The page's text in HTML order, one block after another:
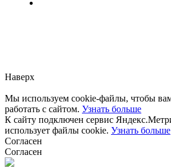
Наверх
Мы используем cookie-файлы, чтобы
работать с сайтом. Узнать больше
К сайту подключен сервис
использует файлы cookie. Узнать больше
Согласен
Согласен